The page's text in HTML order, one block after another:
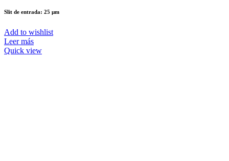
Slit de entrada: 25 µm
Add to wishlist
Leer más
Quick view